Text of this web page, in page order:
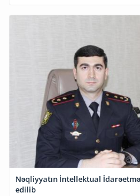
Nəqliyyatın İntellektual
edilib